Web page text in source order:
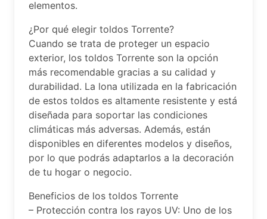
elementos.
¿Por qué elegir toldos Torrente?
Cuando se trata de proteger un espacio
exterior, los toldos Torrente son la opción
más recomendable gracias a su calidad y
durabilidad. La lona utilizada en la fabricación
de estos toldos es altamente resistente y está
diseñada para soportar las condiciones
climáticas más adversas. Además, están
disponibles en diferentes modelos y diseños,
por lo que podrás adaptarlos a la decoración
de tu hogar o negocio.
Beneficios de los toldos Torrente
– Protección contra los rayos UV: Uno de los